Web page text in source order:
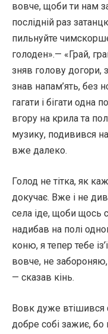
вовче, щоби ти нам
послідній раз
пильнуйте
голоден».— «Грай,
зняв голову догори,
знав напам’ять, без
гагати і бігати одна
вгору на крила та
музику, подивився
вже далеко.
Голод не тітка, як
докучає. Вже і не
села іде, щоби щось
надибав на полі
коню, я тепер тебе
вовче, не
— сказав кінь.
Вовк дуже втішився
добре собі зажиє, бо